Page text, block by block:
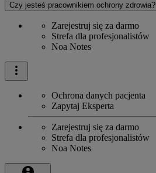
Czy jesteś pracownikiem ochrony zdrowia?
Zarejestruj się za darmo
Strefa dla profesjonalistów
Noa Notes
Ochrona danych pacjenta
Zapytaj Eksperta
Zarejestruj się za darmo
Strefa dla profesjonalistów
Noa Notes